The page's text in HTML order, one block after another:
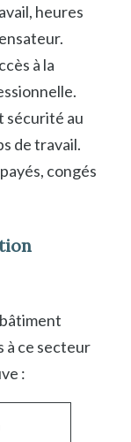
heures
à la
sécurité au
de travail.
congés
à ce secteur
: